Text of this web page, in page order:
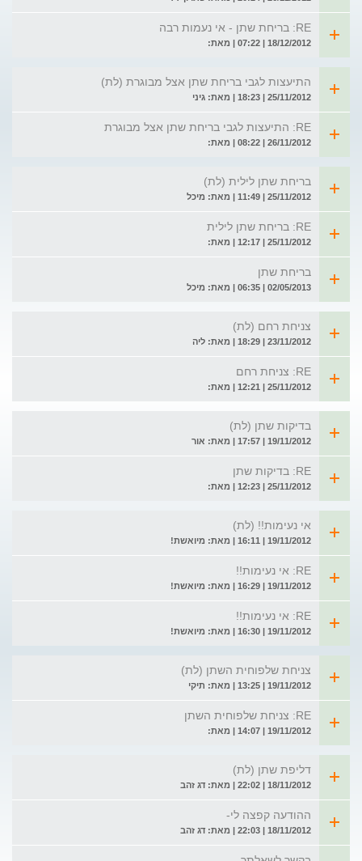
RE: בריחת שתן - אי נעמות רבה
18/12/2012 | 07:22 | מאת:
התיעצות לגבי בריחת שתן אצל מבוגרת (לת)
25/11/2012 | 18:23 | מאת: גיני
RE: התיעצות לגבי בריחת שתן אצל מבוגרת
26/11/2012 | 08:22 | מאת:
בריחת שתן לילית (לת)
25/11/2012 | 11:49 | מאת: מיכל
RE: בריחת שתן לילית
25/11/2012 | 12:17 | מאת:
בריחת שתן
02/05/2013 | 06:35 | מאת: מיכל
צניחת רחם (לת)
23/11/2012 | 18:29 | מאת: ליה
RE: צניחת רחם
25/11/2012 | 12:21 | מאת:
בדיקות שתן (לת)
19/11/2012 | 17:57 | מאת: אור
RE: בדיקות שתן
25/11/2012 | 12:23 | מאת:
אי נעימות!! (לת)
19/11/2012 | 16:11 | מאת: מיואשת!
RE: אי נעימות!!
19/11/2012 | 16:29 | מאת: מיואשת!
RE: אי נעימות!!
19/11/2012 | 16:30 | מאת: מיואשת!
צניחת שלפוחית השתן (לת)
19/11/2012 | 13:25 | מאת: תיקי
RE: צניחת שלפוחית השתן
19/11/2012 | 14:07 | מאת:
דליפת שתן (לת)
18/11/2012 | 22:02 | מאת: דג זהב
ההודעה קפצה לי-
18/11/2012 | 22:03 | מאת: דג זהב